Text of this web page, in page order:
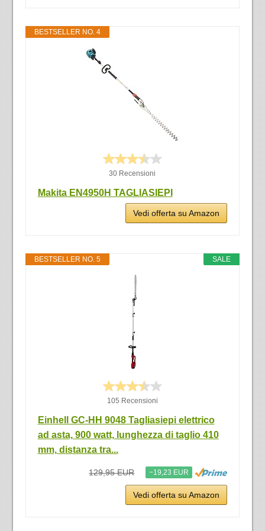
BESTSELLER NO. 4
30 Recensioni
Makita EN4950H TAGLIASIEPI
Vedi offerta su Amazon
SALE
BESTSELLER NO. 5
105 Recensioni
Einhell GC-HH 9048 Tagliasiepi elettrico
ad asta, 900 watt, lunghezza di taglio 410
mm, distanza tra...
129,95 EUR −19,23 EUR
Vedi offerta su Amazon